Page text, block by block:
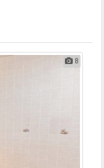
8